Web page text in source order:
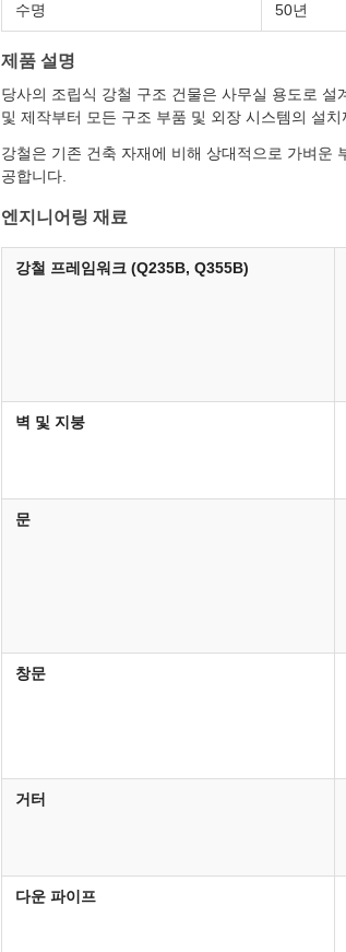
수명 50년
제품 설명
당사의 조립식 강철 구조 건물은 사무실 용도로
및 제작부터 모든 구조 부품 및 외장 시스템의 설
강철은 기존 건축 자재에 비해 상대적으로 가벼운
공합니다.
엔지니어링 재료
강철 프레임워크 (Q235B, Q355B)
벽 및 지붕
문
창문
거터
다운 파이프